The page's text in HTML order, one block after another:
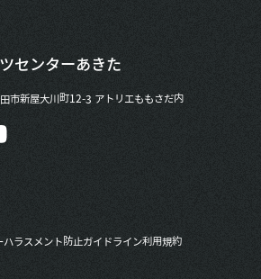
センターあきた
市新屋大川町12-3 アトリエももさだ内
ハラスメント防止ガイドライン利用規約